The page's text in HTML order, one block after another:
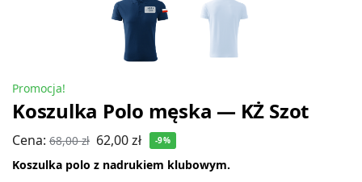
Promocja!
Koszulka Polo męska — KŻ Szot
Cena: 68,00zł 62,00zł -9%
Koszulka polo z nadrukiem klubowym.